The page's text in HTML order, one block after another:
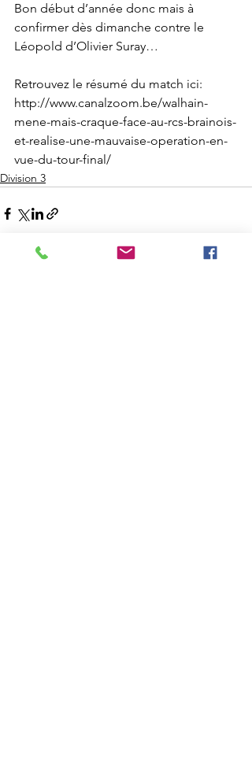
Bon début d’année donc mais à
confirmer dès dimanche contre le
Léopold d’Olivier Suray…
Retrouvez le résumé du match ici:
http://www.canalzoom.be/walhain-
mene-mais-craque-face-au-rcs-brainois-
et-realise-une-mauvaise-operation-en-
vue-du-tour-final/
Division 3